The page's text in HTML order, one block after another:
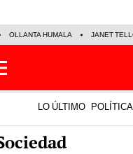
OLLANTA HUMALA JANET
LO ÚLTIMO POLÍTICA